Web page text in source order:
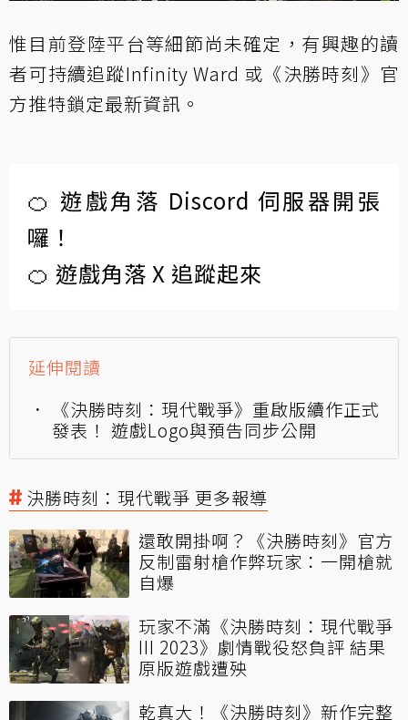
惟目前登陸平台等細節尚未確定，有興趣的讀
者可持續追蹤Infinity Ward 或《決勝時刻》官
方推特鎖定最新資訊。
🍊 遊戲角落 Discord 伺服器開張
囉！
🍊 遊戲角落 X 追蹤起來
延伸閱讀
《決勝時刻：現代戰爭》重啟版續作正式
發表！ 遊戲Logo與預告同步公開
決勝時刻：現代戰爭 更多報導
還敢開掛啊？《決勝時刻》官方
反制雷射槍作弊玩家：一開槍就
自爆
玩家不滿《決勝時刻：現代戰爭
III 2023》劇情戰役怒負評 結果
原版遊戲遭殃
乾真大！《決勝時刻》新作完整